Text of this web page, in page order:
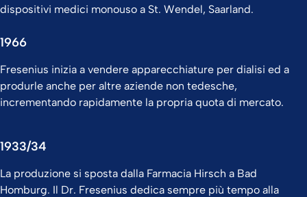
dispositivi medici monouso a St. Wendel, Saarland.
1966
Fresenius inizia a vendere apparecchiature per dialisi ed a
produrle anche per altre aziende non tedesche,
incrementando rapidamente la propria quota di mercato.
1933/34
La produzione si sposta dalla Farmacia Hirsch a Bad
Homburg. Il Dr. Fresenius dedica sempre più tempo alla